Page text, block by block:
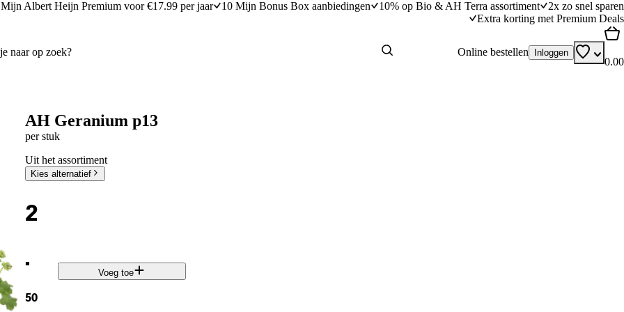
Mijn Albert Heijn Premium voor €17.99 per jaar 10 Mijn Bonus Box aanbiedingen 10% op Bio & AH Terra assortiment
2x zo snel sparen
Extra korting met Premium Deals
Online bestellen Inloggen
0.00
AH Geranium p13
per stuk
Uit het assortiment
Kies alternatief
2
.
50
Voeg toe